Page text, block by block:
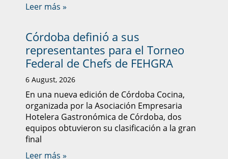
Leer más »
Córdoba definió a sus
representantes para el Torneo
Federal de Chefs de FEHGRA
6 August, 2026
En una nueva edición de Córdoba Cocina,
organizada por la Asociación Empresaria
Hotelera Gastronómica de Córdoba, dos
equipos obtuvieron su clasificación a la gran
final
Leer más »